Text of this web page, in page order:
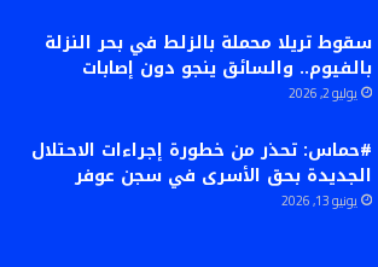
سقوط تريلا محملة بالزلط في بحر النزلة
بالفيوم.. والسائق ينجو دون إصابات
يوليو 2, 2026
#حماس: تحذر من خطورة إجراءات الاحتلال
الجديدة بحق الأسرى في سجن عوفر
يونيو 13, 2026